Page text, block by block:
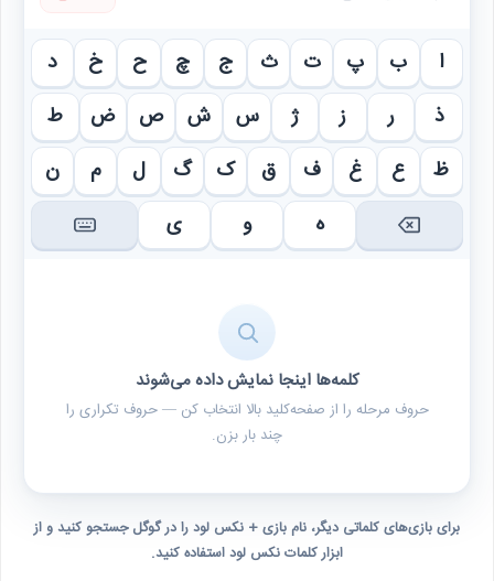
ا ب پ ت ث ج چ ح خ
د
ذ
ر ز ژ س ش ص ض
ط
ظ
ع غ ف ق ک گ ل م
ن
ه
و ی
کلمه‌ها اینجا نمایش داده می‌شوند
حروف مرحله را از صفحه‌کلید بالا انتخاب کن — حروف تکراری را
چند بار بزن.
برای بازی‌های کلماتی دیگر، نام بازی + نکس لود را در گوگل جستجو کنید و از
ابزار کلمات نکس لود استفاده کنید.